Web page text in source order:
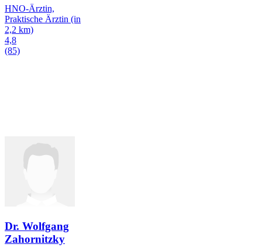
HNO-Ärztin,
Praktische Ärztin (in
2,2 km)
4,8
(85)
Dr. Wolfgang
Zahornitzky